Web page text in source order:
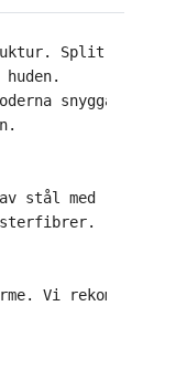
Split-
snygga
stål med
Vi